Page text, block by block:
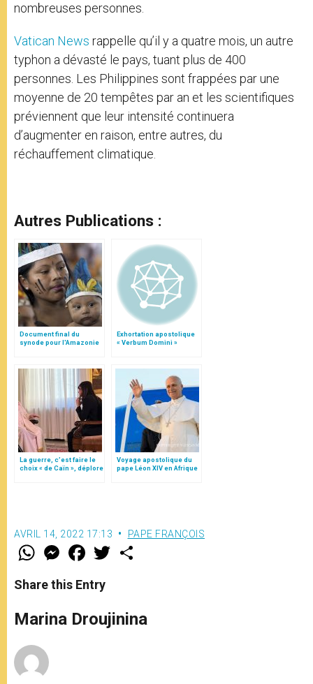
nombreuses personnes.
Vatican News rappelle qu’il y a quatre mois, un autre
typhon a dévasté le pays, tuant plus de 400
personnes. Les Philippines sont frappées par une
moyenne de 20 tempêtes par an et les scientifiques
préviennent que leur intensité continuera
d’augmenter en raison, entre autres, du
réchauffement climatique.
Autres Publications :
Document final du
synode pour l'Amazonie
Exhortation apostolique
« Verbum Domini »
La guerre, c’est faire le
choix « de Caïn », déplore
Voyage apostolique du
pape Léon XIV en Afrique
AVRIL 14, 2022 17:13 PAPE FRANÇOIS
W
t
s
p
p
M
e
s
e
g
e
F
a
e
b
o
k
w
r
Share this Entry
Marina Droujinina